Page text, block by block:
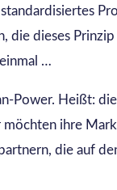
die dieses
…
Power. Heißt:
ihre
die auf